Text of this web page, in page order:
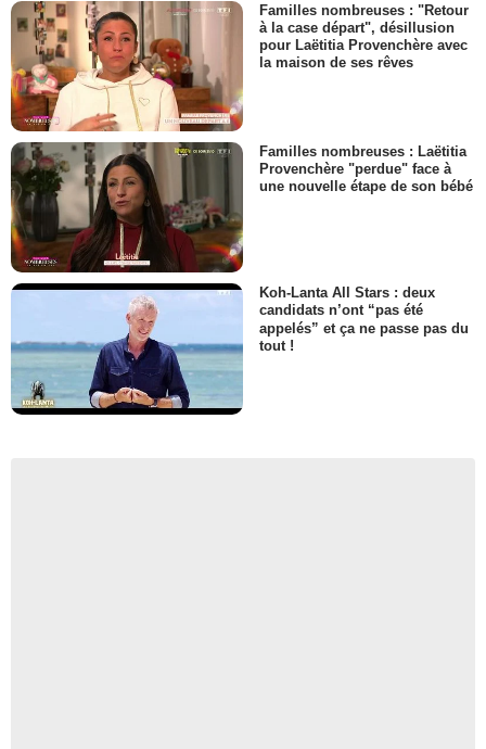
Familles nombreuses : "Retour
à la case départ", désillusion
pour Laëtitia Provenchère avec
la maison de ses rêves
Familles nombreuses : Laëtitia
Provenchère "perdue" face à
une nouvelle étape de son bébé
Koh-Lanta All Stars : deux
candidats n’ont “pas été
appelés” et ça ne passe pas du
tout !